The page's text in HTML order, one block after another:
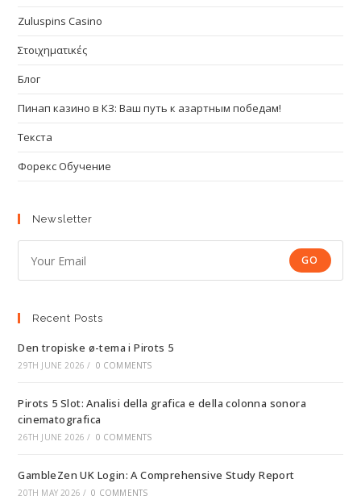
Zuluspins Casino
Στοιχηματικές
Блог
Пинап казино в КЗ: Ваш путь к азартным победам!
Текста
Форекс Обучение
Newsletter
GO
Recent Posts
Den tropiske ø-tema i Pirots 5
29TH JUNE 2026 / 0 COMMENTS
Pirots 5 Slot: Analisi della grafica e della colonna sonora
cinematografica
26TH JUNE 2026 / 0 COMMENTS
GambleZen UK Login: A Comprehensive Study Report
20TH MAY 2026 / 0 COMMENTS